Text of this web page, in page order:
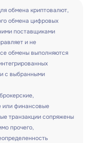
обмена криптовалют,
обмена цифровых
поставщиками
и не
обмены выполняются
с выбранными
или финансовые
транзакции сопряжены
прочего,